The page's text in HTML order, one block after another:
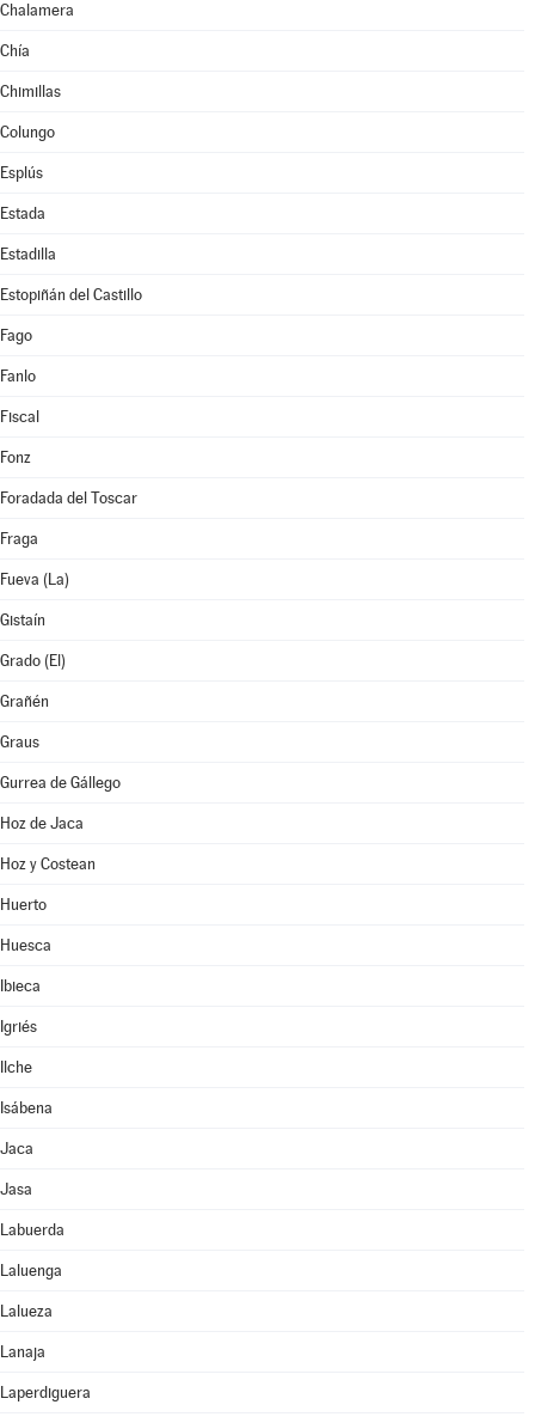
Chalamera
Chía
Chimillas
Colungo
Esplús
Estada
Estadilla
Estopiñán del Castillo
Fago
Fanlo
Fiscal
Fonz
Foradada del Toscar
Fraga
Fueva (La)
Gistaín
Grado (El)
Grañén
Graus
Gurrea de Gállego
Hoz de Jaca
Hoz y Costean
Huerto
Huesca
Ibieca
Igriés
Ilche
Isábena
Jaca
Jasa
Labuerda
Laluenga
Lalueza
Lanaja
Laperdiguera